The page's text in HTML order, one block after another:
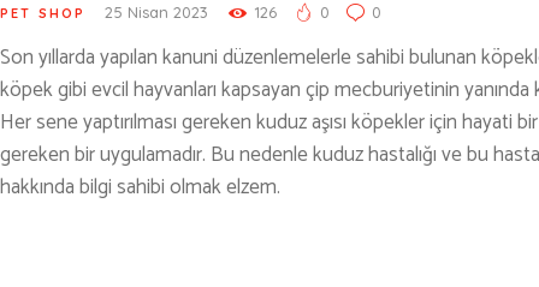
KAMPÇILIK
KARA AVI
KARAVAN
OTO | MOTO
PET SHOP 25 Nisan 2023 126 0 0
Son yıllarda yapılan kanuni düzenlemelerle sahibi bulunan
köpek gibi evcil hayvanları kapsayan çip mecburiyetinin yanında
Her sene yaptırılması gereken kuduz aşısı köpekler için hayati
gereken bir uygulamadır. Bu nedenle kuduz hastalığı ve bu
hakkında bilgi sahibi olmak elzem.